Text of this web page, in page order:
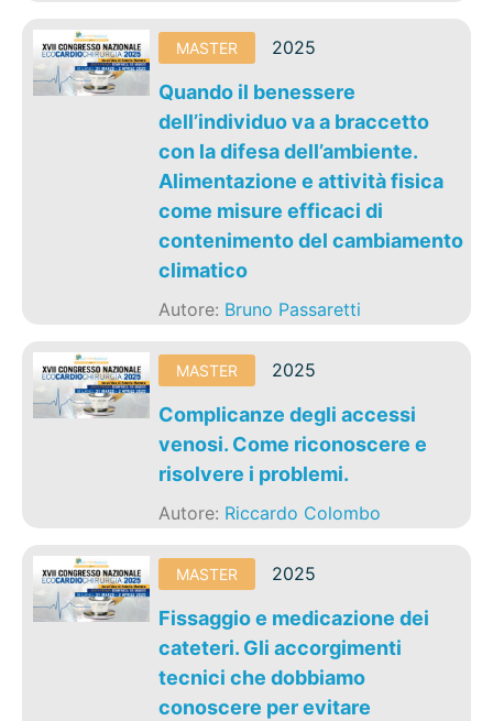
MASTER 2025
Quando il benessere
dell’individuo va a braccetto
con la difesa dell’ambiente.
Alimentazione e attività fisica
come misure efficaci di
contenimento del cambiamento
climatico
Autore: Bruno Passaretti
MASTER 2025
Complicanze degli accessi
venosi. Come riconoscere e
risolvere i problemi.
Autore: Riccardo Colombo
MASTER 2025
Fissaggio e medicazione dei
cateteri. Gli accorgimenti
tecnici che dobbiamo
conoscere per evitare